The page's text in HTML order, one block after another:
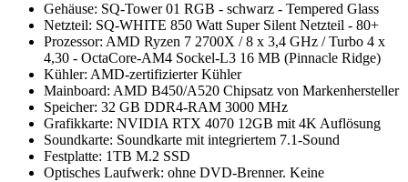
Gehäuse: SQ-Tower 01 RGB - schwarz - Tempered Glass
Netzteil: SQ-WHITE 850 Watt Super Silent Netzteil - 80+
Prozessor: AMD Ryzen 7 2700X / 8 x 3,4 GHz / Turbo 4 x
4,30 - OctaCore-AM4 Sockel-L3 16 MB (Pinnacle Ridge)
Kühler: AMD-zertifizierter Kühler
Mainboard: AMD B450/A520 Chipsatz von Markenhersteller
Speicher: 32 GB DDR4-RAM 3000 MHz
Grafikkarte: NVIDIA RTX 4070 12GB mit 4K Auflösung
Soundkarte: Soundkarte mit integriertem 7.1-Sound
Festplatte: 1TB M.2 SSD
Optisches Laufwerk: ohne DVD-Brenner. Keine